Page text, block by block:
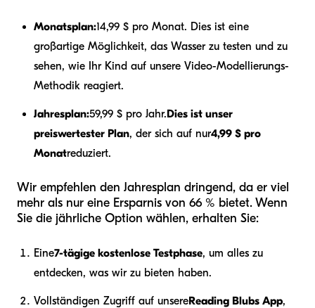
Monatsplan:14,99 $ pro Monat. Dies ist eine
großartige Möglichkeit, das Wasser zu testen und zu
sehen, wie Ihr Kind auf unsere Video-Modellierungs-
Methodik reagiert.
Jahresplan:59,99 $ pro Jahr.Dies ist unser
preiswertester Plan, der sich auf nur4,99 $ pro
Monatreduziert.
Wir empfehlen den Jahresplan dringend, da er viel
mehr als nur eine Ersparnis von 66 % bietet. Wenn
Sie die jährliche Option wählen, erhalten Sie:
Eine7-tägige kostenlose Testphase, um alles zu
entdecken, was wir zu bieten haben.
Vollständigen Zugriff auf unsereReading Blubs App,